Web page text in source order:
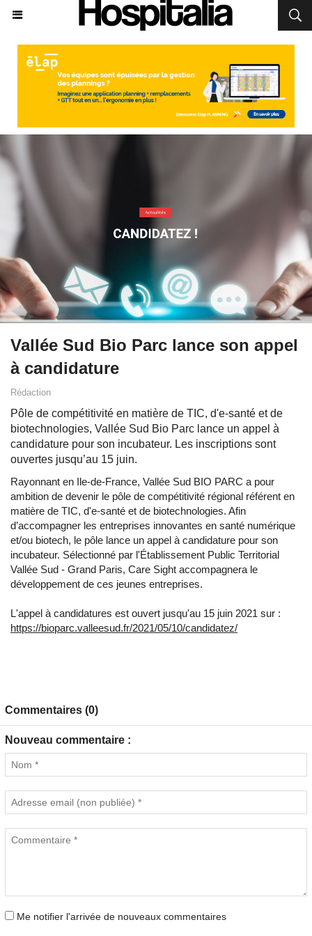
Vallée Sud Bio Parc lance son appel
à candidature
Rédaction
Pôle de compétitivité en matière de TIC, d'e-santé et de
biotechnologies, Vallée Sud Bio Parc lance un appel à
candidature pour son incubateur. Les inscriptions sont
ouvertes jusqu’au 15 juin.
Rayonnant en Ile-de-France, Vallée Sud BIO PARC a pour
ambition de devenir le pôle de compétitivité régional référent en
matière de TIC, d'e-santé et de biotechnologies. Afin
d’accompagner les entreprises innovantes en santé numérique
et/ou biotech, le pôle lance un appel à candidature pour son
incubateur. Sélectionné par l'Établissement Public Territorial
Vallée Sud - Grand Paris, Care Sight accompagnera le
développement de ces jeunes entreprises.
L'appel à candidatures est ouvert jusqu'au 15 juin 2021 sur :
https://bioparc.valleesud.fr/2021/05/10/candidatez/
Commentaires (0)
Nouveau commentaire :
Me notifier l'arrivée de nouveaux commentaires